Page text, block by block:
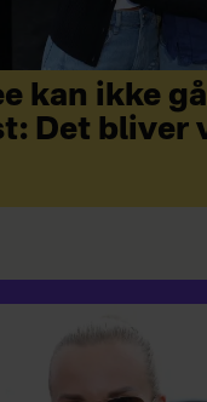
kan ikke
Det bliver